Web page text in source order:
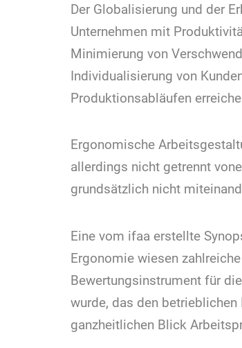
Der Globalisierung und der
Unter­nehmen mit
Minimierung von
Individual­isierung von
Produktions­abläufen
Ergonomische
allerdings nicht getrennt
grund­sätzlich nicht
Eine vom ifaa erstellte
Ergonomie wiesen
Bewertungs­instrument für
wurde, das den
ganzheitlichen Blick